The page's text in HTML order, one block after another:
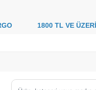
1800 TL VE